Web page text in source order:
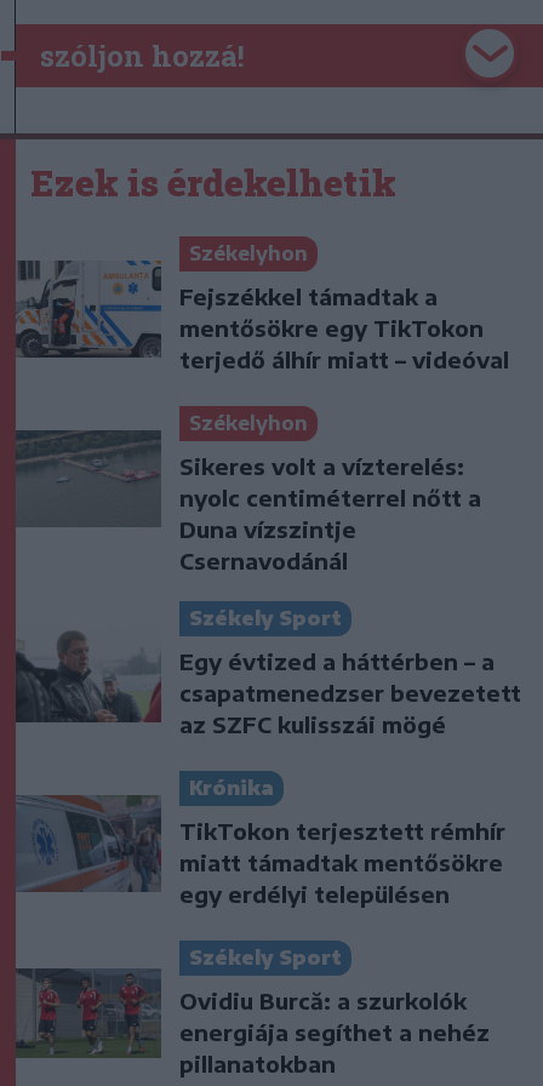
szóljon hozzá!
Ezek is érdekelhetik
Székelyhon
Fejszékkel támadtak a
mentősökre egy TikTokon
terjedő álhír miatt – videóval
Székelyhon
Sikeres volt a vízterelés:
nyolc centiméterrel nőtt a
Duna vízszintje
Csernavodánál
Székely Sport
Egy évtized a háttérben – a
csapatmenedzser bevezetett
az SZFC kulisszái mögé
Krónika
TikTokon terjesztett rémhír
miatt támadtak mentősökre
egy erdélyi településen
Székely Sport
Ovidiu Burcă: a szurkolók
energiája segíthet a nehéz
pillanatokban